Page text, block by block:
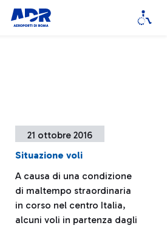
21 ottobre 2016
Situazione voli
A causa di una condizione
di maltempo straordinaria
in corso nel centro Italia,
alcuni voli in partenza dagli